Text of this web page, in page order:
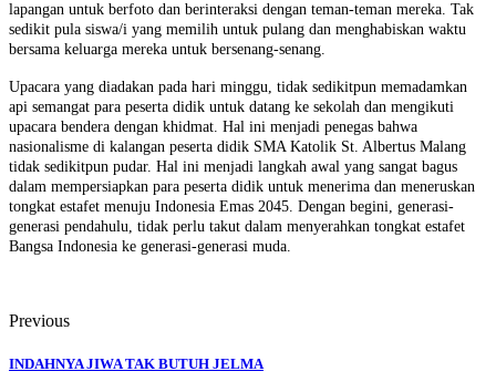
lapangan untuk berfoto dan berinteraksi dengan teman-teman mereka. Tak
sedikit pula siswa/i yang memilih untuk pulang dan menghabiskan waktu
bersama keluarga mereka untuk bersenang-senang.
Upacara yang diadakan pada hari minggu, tidak sedikitpun memadamkan
api semangat para peserta didik untuk datang ke sekolah dan mengikuti
upacara bendera dengan khidmat. Hal ini menjadi penegas bahwa
nasionalisme di kalangan peserta didik SMA Katolik St. Albertus Malang
tidak sedikitpun pudar. Hal ini menjadi langkah awal yang sangat bagus
dalam mempersiapkan para peserta didik untuk menerima dan meneruskan
tongkat estafet menuju Indonesia Emas 2045. Dengan begini, generasi-
generasi pendahulu, tidak perlu takut dalam menyerahkan tongkat estafet
Bangsa Indonesia ke generasi-generasi muda.
Previous
INDAHNYA JIWA TAK BUTUH JELMA